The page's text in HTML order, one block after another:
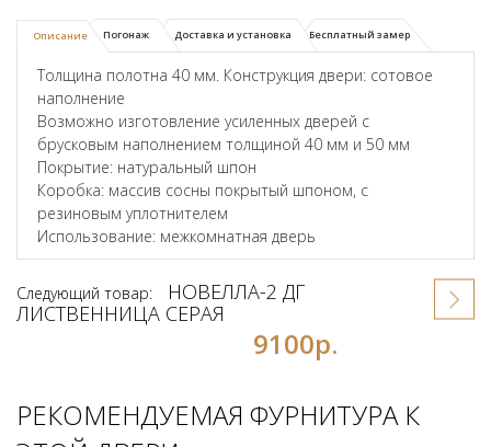
Описание Погонаж Доставка и установка Бесплатный замер
Толщина полотна 40 мм. Конструкция двери: сотовое
наполнение
Возможно изготовление усиленных дверей с
брусковым наполнением толщиной 40 мм и 50 мм
Покрытие: натуральный шпон
Коробка: массив сосны покрытый шпоном, с
резиновым уплотнителем
Использование: межкомнатная дверь
Следующий товар:
НОВЕЛЛА-2 ДГ
ЛИСТВЕННИЦА СЕРАЯ
9100р.
РЕКОМЕНДУЕМАЯ ФУРНИТУРА К